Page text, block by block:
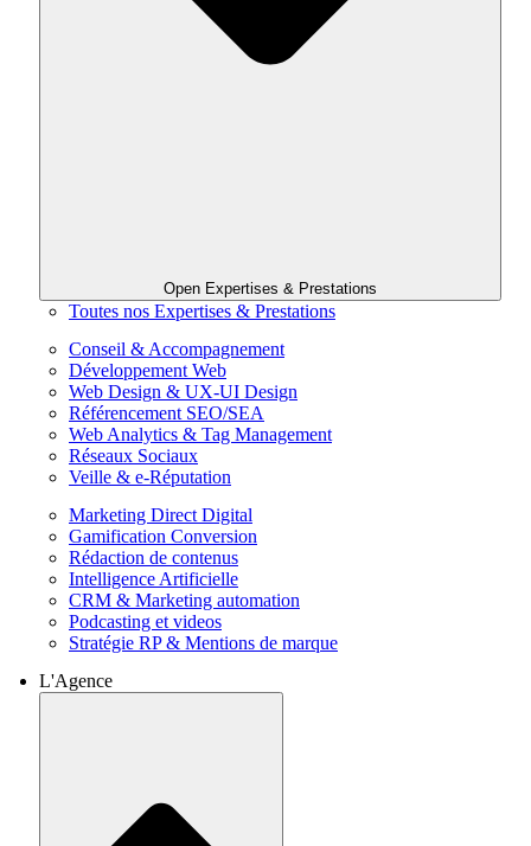
Open Expertises & Prestations
Toutes nos Expertises & Prestations
Conseil & Accompagnement
Développement Web
Web Design & UX-UI Design
Référencement SEO/SEA
Web Analytics & Tag Management
Réseaux Sociaux
Veille & e-Réputation
Marketing Direct Digital
Gamification Conversion
Rédaction de contenus
Intelligence Artificielle
CRM & Marketing automation
Podcasting et videos
Stratégie RP & Mentions de marque
L'Agence